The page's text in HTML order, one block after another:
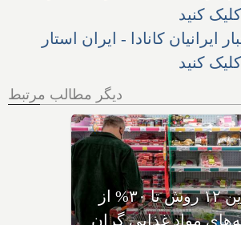
کلیک کنید
ایرانیان کانادا - ایران استار
کلیک کنید
دیگر مطالب مرتبط
موفق‌ترین کافه
ترکیه‌ای با غذاهای
به دنیا و تورنتو